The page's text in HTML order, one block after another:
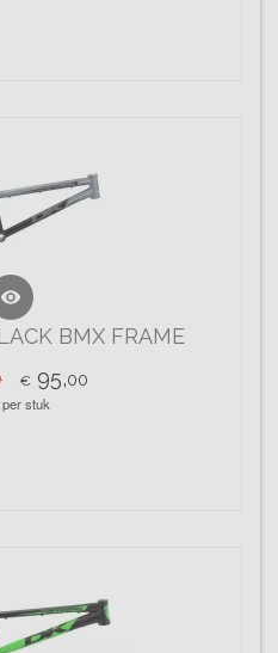

BMX FRAME
€ 95,00
stuk